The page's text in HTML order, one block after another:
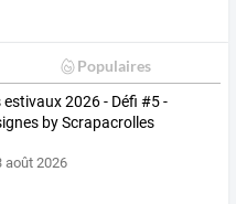
Populaires
estivaux 2026 - Défi #5 -
by Scrapacrolles
août 2026